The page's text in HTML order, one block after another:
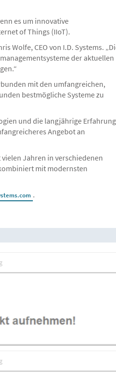
es um innovative
of Things (IIoT).
Wolfe, CEO von I.D. Systems.
der aktuellen
mit den umfangreichen,
bestmögliche Systeme zu
und die langjährige Erfahrung
Angebot an
vielen Jahren in verschiedenen
mit modernsten
.